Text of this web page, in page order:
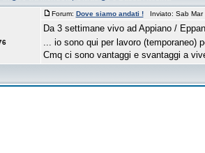
Forum: Dove siamo andati !Inviato: Sab Mar
Da 3 settimane vivo ad Appiano /
... io sono qui per lavoro (temporaneo)
Cmq ci sono vantaggi e svantaggi a